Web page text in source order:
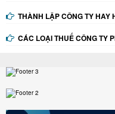
THÀNH LẬP CÔNG TY HAY
CÁC LOẠI THUẾ CÔNG TY